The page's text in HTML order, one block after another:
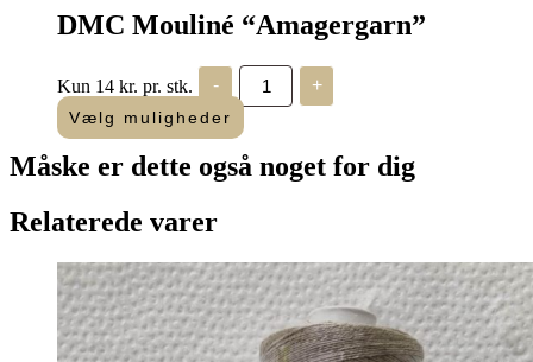
DMC Mouliné “Amagergarn”
Kun 14 kr. pr. stk. -
DMC
Mouliné
"Amagergarn"
antal
+
Vælg muligheder
Måske er dette også noget for dig
Relaterede varer